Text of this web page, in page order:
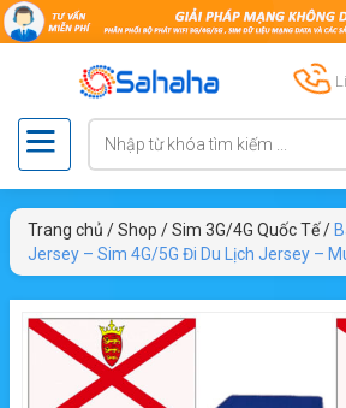
Trang chủ /Shop /Sim 3G/4G Quốc Tế/
Jersey – Sim 4G/5G Đi Du Lịch Jersey –